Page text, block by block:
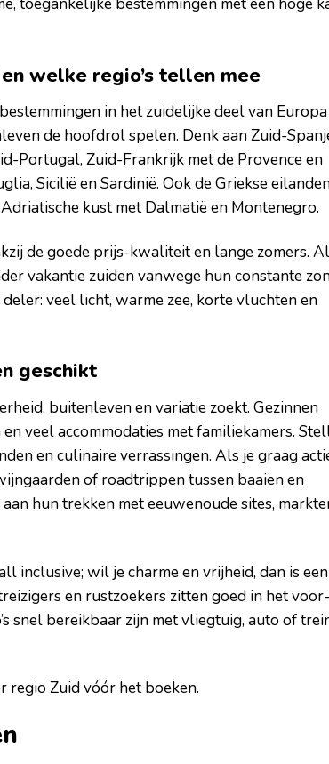
toegankelijke bestemmingen met een hoge
welke regio’s tellen mee
in het zuidelijke deel van Europa
de hoofdrol spelen. Denk aan Zuid-
Portugal, Zuid-Frankrijk met de Provence en
Sicilië en Sardinië. Ook de Griekse
kust met Dalmatië en Montenegro.
de goede prijs-kwaliteit en lange zomers.
vakantie zuiden vanwege hun constante
veel licht, warme zee, korte vluchten en
geschikt
buitenleven en variatie zoekt. Gezinnen
veel accommodaties met familiekamers.
en culinaire verrassingen. Als je graag
of roadtrippen tussen baaien en
hun trekken met eeuwenoude sites,
inclusive; wil je charme en vrijheid, dan is een
en rustzoekers zitten goed in het voor-
snel bereikbaar zijn met vliegtuig, auto of
regio Zuid vóór het boeken.